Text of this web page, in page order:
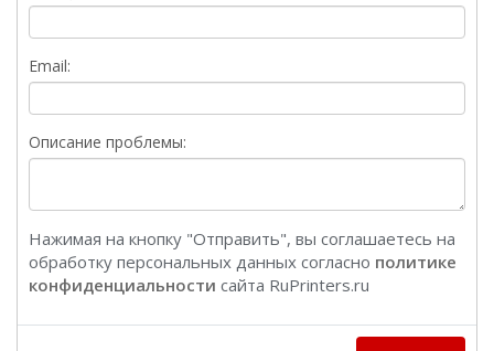
Email:
Описание проблемы:
Нажимая на кнопку "Отправить", вы соглашаетесь на
обработку персональных данных согласно политике
конфиденциальности сайта RuPrinters.ru